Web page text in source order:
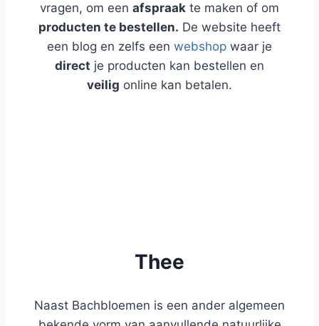
vragen, om een afspraak te maken of om
producten te bestellen. De website heeft
een blog en zelfs een webshop waar je
direct je producten kan bestellen en
veilig online kan betalen.
Thee
Naast Bachbloemen is een ander algemeen